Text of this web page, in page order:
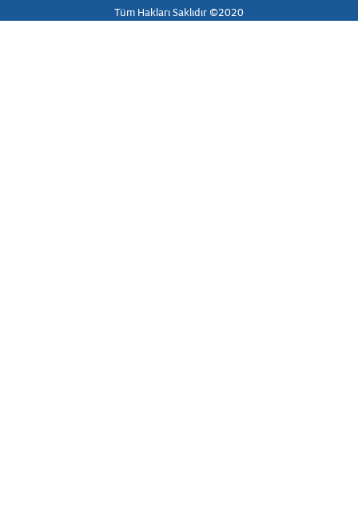
Tüm Hakları Saklıdır ©2020